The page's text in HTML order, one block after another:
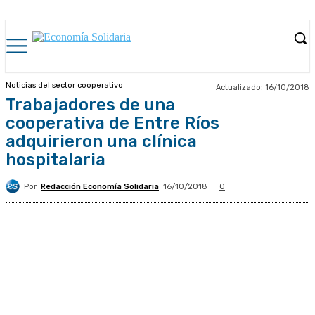
Noticias del sector cooperativo Actualizado: 16/10/2018
Trabajadores de una
cooperativa de Entre Ríos
adquirieron una clínica
hospitalaria
Por Redacción Economía Solidaria 16/10/2018 0